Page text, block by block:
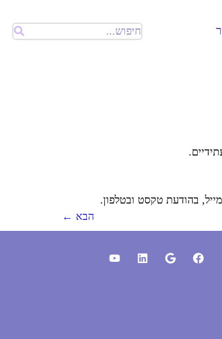
בהודעת טקסט ובטלפון.
הבא ←